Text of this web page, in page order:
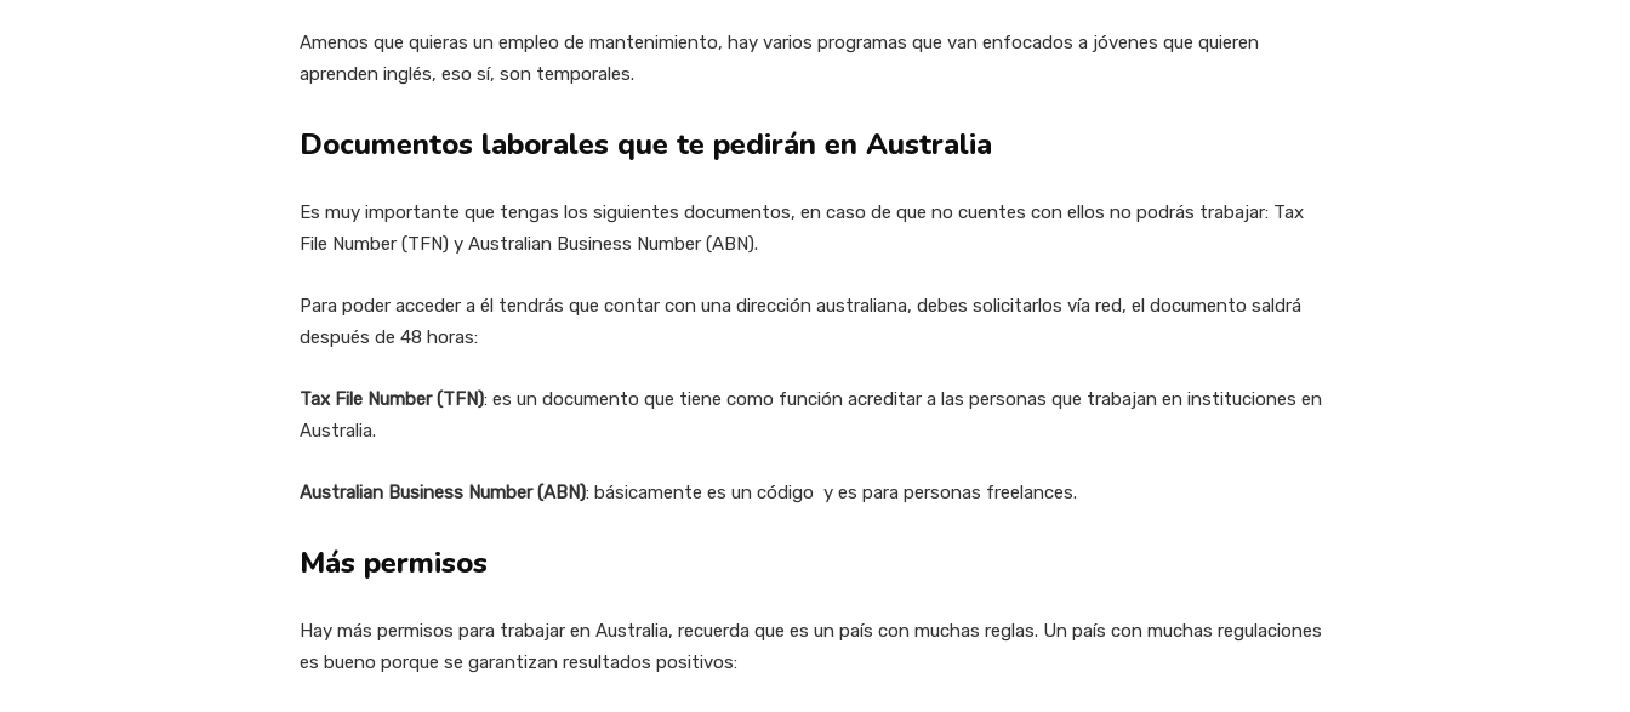
Amenos que quieras un empleo de mantenimiento, hay varios programas que van enfocados a jóvenes que quieren
aprenden inglés, eso sí, son temporales.
Documentos laborales que te pedirán en Australia
Es muy importante que tengas los siguientes documentos, en caso de que no cuentes con ellos no podrás trabajar: Tax
File Number (TFN) y Australian Business Number (ABN).
Para poder acceder a él tendrás que contar con una dirección australiana, debes solicitarlos vía red, el documento saldrá
después de 48 horas:
Tax File Number (TFN): es un documento que tiene como función acreditar a las personas que trabajan en instituciones en
Australia.
Australian Business Number (ABN): básicamente es un código y es para personas freelances.
Más permisos
Hay más permisos para trabajar en Australia, recuerda que es un país con muchas reglas. Un país con muchas regulaciones
es bueno porque se garantizan resultados positivos: